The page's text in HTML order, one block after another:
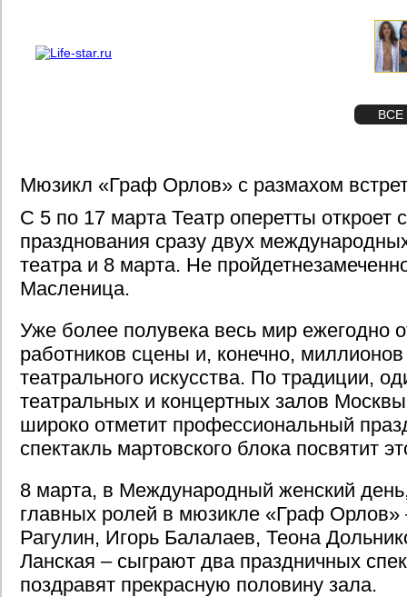
ВСЕ
Мюзикл «Граф Орлов» с размахом
С 5 по 17 марта Театр оперетты откроет
празднования сразу двух
театра и 8 марта. Не
Масленица.
Уже более полувека весь мир ежегодно
работников сцены и, конечно,
театрального искусства. По традиции,
театральных и концертных залов
широко отметит профессиональный
спектакль мартовского блока посвятит
8 марта, в Международный женский
главных ролей в мюзикле «Граф Орлов»
Рагулин, Игорь Балалаев, Теона
Ланская – сыграют два праздничных
поздравят прекрасную половину зала.